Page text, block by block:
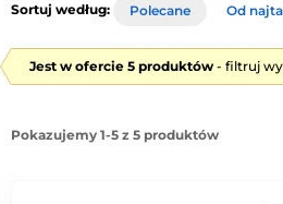
Sortuj według: Polecane Od
Jest w ofercie 5 produktów - filtruj
Pokazujemy 1-5 z 5 produktów